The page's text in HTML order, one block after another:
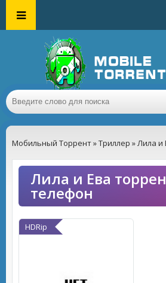
Мобильный Торрент»Триллер » Лила и
Лила и Ева
телефон
HDRip